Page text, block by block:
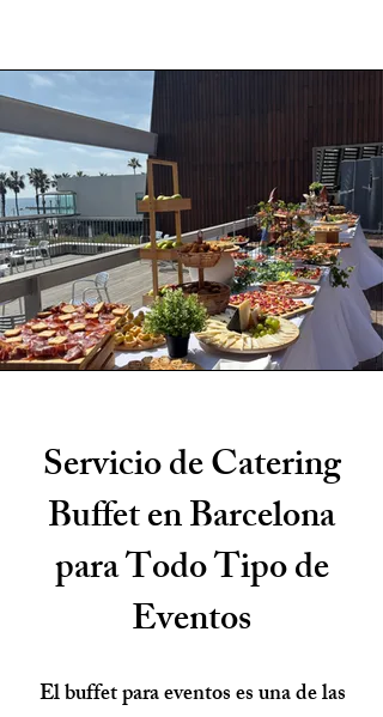
Servicio de Catering
Buffet en Barcelona
para Todo Tipo de
Eventos
El buffet para eventos es una de las